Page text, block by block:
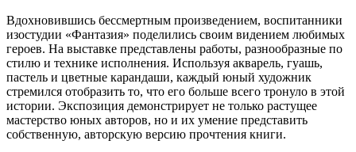
Вдохновившись бессмертным произведением, воспитанники
изостудии «Фантазия» поделились своим видением любимых
героев. На выставке представлены работы, разнообразные по
стилю и технике исполнения. Используя акварель, гуашь,
пастель и цветные карандаши, каждый юный художник
стремился отобразить то, что его больше всего тронуло в этой
истории. Экспозиция демонстрирует не только растущее
мастерство юных авторов, но и их умение представить
собственную, авторскую версию прочтения книги.